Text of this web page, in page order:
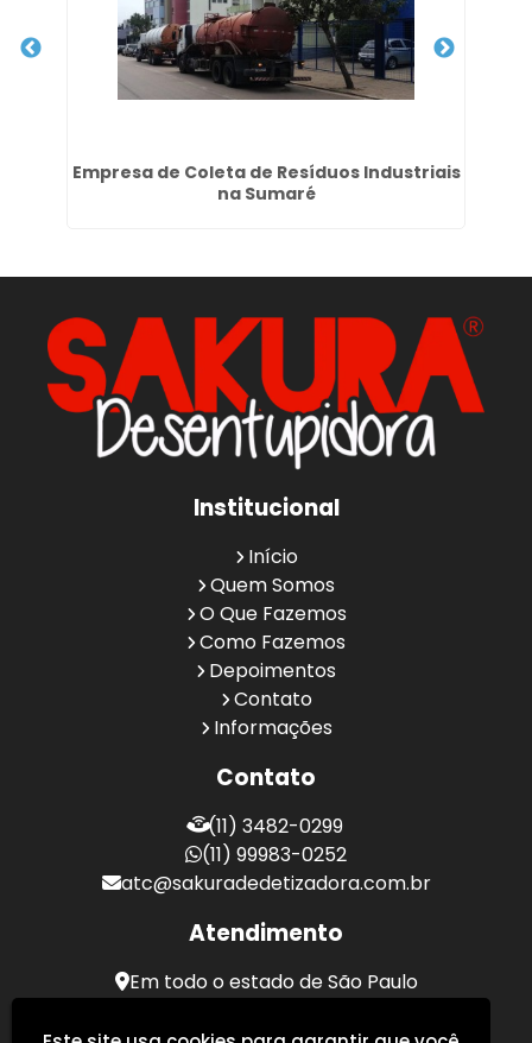
Empresa de Coleta de Resíduos Industriais
na Sumaré
Institucional
Início
Quem Somos
O Que Fazemos
Como Fazemos
Depoimentos
Contato
Informações
Contato
(11) 3482-0299
(11) 99983-0252
atc@sakuradedetizadora.com.br
Atendimento
Em todo o estado de São Paulo